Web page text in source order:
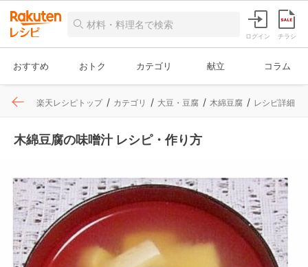
ログイン チラシ
おすすめ おトク カテゴリ 献立 コラム
楽天レシピトップ カテゴリ 大豆・豆腐 木綿豆腐 レシピ詳細
木綿豆腐の味噌汁 レシピ・作り方